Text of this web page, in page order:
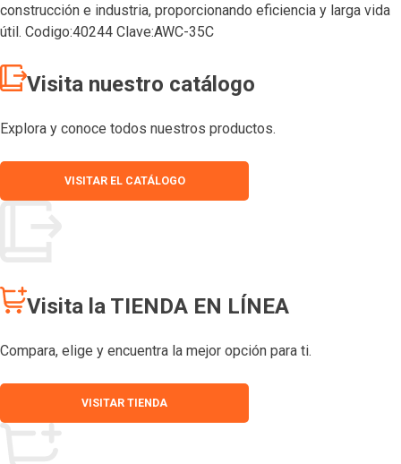
construcción e industria, proporcionando eficiencia y larga vida
útil. Codigo:40244 Clave:AWC-35C
Visita nuestro catálogo
Explora y conoce todos nuestros productos.
VISITAR EL CATÁLOGO
Visita la TIENDA EN LÍNEA
Compara, elige y encuentra la mejor opción para ti.
VISITAR TIENDA